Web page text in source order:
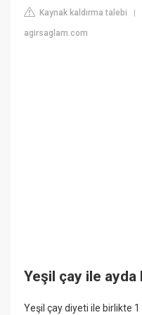
Kaynak kaldırma talebi |
agirsaglam.com
Yeşil çay ile
Yeşil çay diyeti ile birlikte